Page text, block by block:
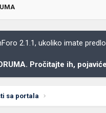
2.1.1, ukoliko imate
Pročitajte ih,
sa portala